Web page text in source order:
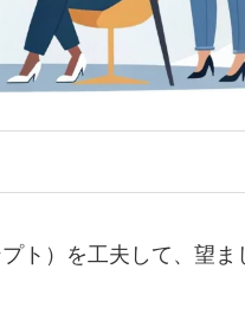
ト）を工夫して、望